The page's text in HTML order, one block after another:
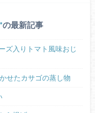
の最新記事
ズ入りトマト風味おじ
せたカサゴの蒸し物